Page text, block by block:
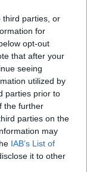
third parties, or
for
opt-out
that after your
seeing
utilized by
parties prior to
the further
parties on the
may
IAB’s List of
it to other